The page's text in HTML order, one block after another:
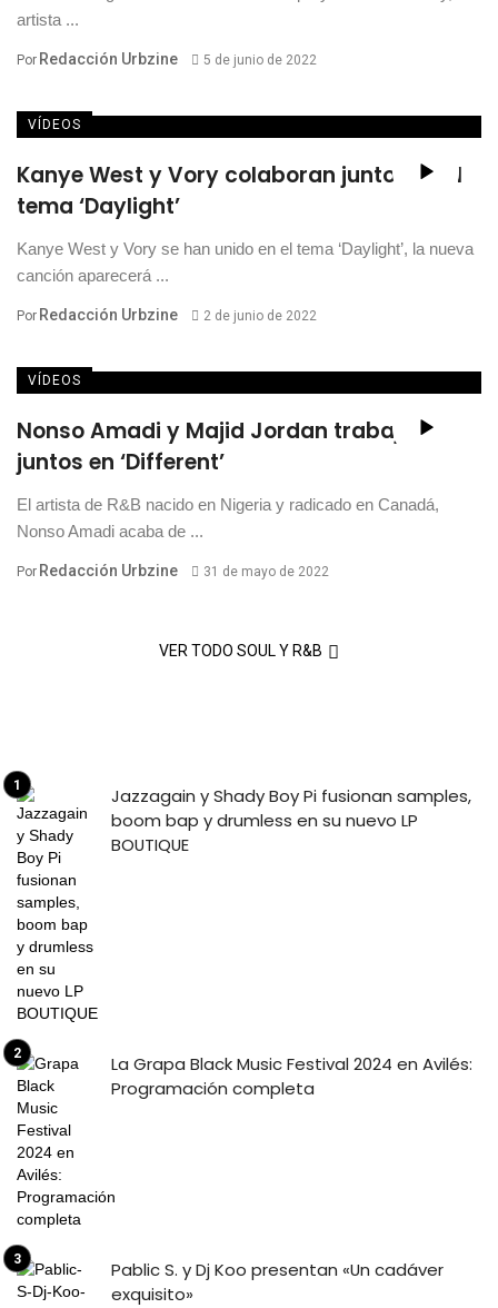
artista ...
Por Redacción Urbzine 5 de junio de 2022
VÍDEOS
Kanye West y Vory colaboran juntos en el
tema ‘Daylight’
Kanye West y Vory se han unido en el tema ‘Daylight’, la nueva
canción aparecerá ...
Por Redacción Urbzine 2 de junio de 2022
VÍDEOS
Nonso Amadi y Majid Jordan trabajan
juntos en ‘Different’
El artista de R&B nacido en Nigeria y radicado en Canadá,
Nonso Amadi acaba de ...
Por Redacción Urbzine 31 de mayo de 2022
VER TODO SOUL Y R&B
Jazzagain y Shady Boy Pi fusionan samples,
boom bap y drumless en su nuevo LP
BOUTIQUE
La Grapa Black Music Festival 2024 en Avilés:
Programación completa
Pablic S. y Dj Koo presentan «Un cadáver
exquisito»